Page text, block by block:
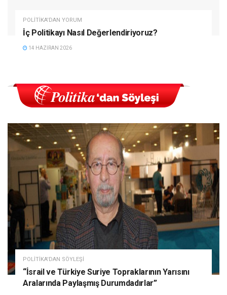
POLITIKA'DAN YORUM
İç Politikayı Nasıl Değerlendiriyoruz?
14 HAZIRAN 2026
POLITIKA'DAN SÖYLEŞI
“İsrail ve Türkiye Suriye Topraklarının Yarısını
Aralarında Paylaşmış Durumdadırlar”